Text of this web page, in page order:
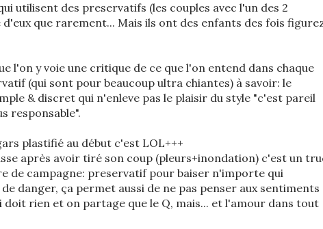
utilisent des preservatifs (les couples avec l'un des 2
que rarement... Mais ils ont des enfants des fois
l'on y voie une critique de ce que l'on entend dans chaque
(qui sont pour beaucoup ultra chiantes) à savoir: le
& discret qui n'enleve pas le plaisir du style "c'est pareil
responsable".
plastifié au début c'est LOL+++
après avoir tiré son coup (pleurs+inondation) c'est un
de campagne: preservatif pour baiser n'importe qui
danger, ça permet aussi de ne pas penser aux sentiments
doit rien et on partage que le Q, mais... et l'amour dans tout